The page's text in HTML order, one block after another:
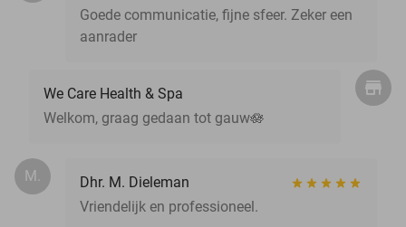
Goede communicatie, fijne sfeer. Zeker een
aanrader
We Care Health & Spa
Welkom, graag gedaan tot gauw🪷
M.
Dhr. M. Dieleman
Vriendelijk en professioneel.